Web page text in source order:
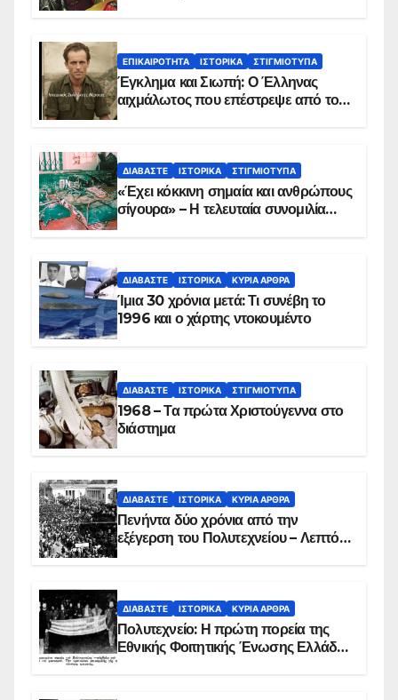
ΕΠΙΚΑΙΡΌΤΗΤΑ ΙΣΤΟΡΙΚΆ ΣΤΙΓΜΙΌΤΥΠΑ
Έγκλημα και Σιωπή: Ο Έλληνας
αιχμάλωτος που επέστρεψε από το
ΔΙΑΒΆΣΤΕ ΙΣΤΟΡΙΚΆ ΣΤΙΓΜΙΌΤΥΠΑ
«Έχει κόκκινη σημαία και ανθρώπους
σίγουρα» – Η τελευταία συνομιλία
ΔΙΑΒΆΣΤΕ ΙΣΤΟΡΙΚΆ ΚΥΡΙΑ ΑΡΘΡΑ
Ίμια 30 χρόνια μετά: Τι συνέβη το
1996 και ο χάρτης ντοκουμέντο
ΔΙΑΒΆΣΤΕ ΙΣΤΟΡΙΚΆ ΣΤΙΓΜΙΌΤΥΠΑ
1968 – Τα πρώτα Χριστούγεννα στο
διάστημα
ΔΙΑΒΆΣΤΕ ΙΣΤΟΡΙΚΆ ΚΥΡΙΑ ΑΡΘΡΑ
Πενήντα δύο χρόνια από την
εξέγερση του Πολυτεχνείου – Λεπτό
ΔΙΑΒΆΣΤΕ ΙΣΤΟΡΙΚΆ ΚΥΡΙΑ ΑΡΘΡΑ
Πολυτεχνείο: Η πρώτη πορεία της
Εθνικής Φοιτητικής Ένωσης Ελλάδος